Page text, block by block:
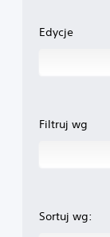
Edycje
Filtruj wg
Sortuj wg: